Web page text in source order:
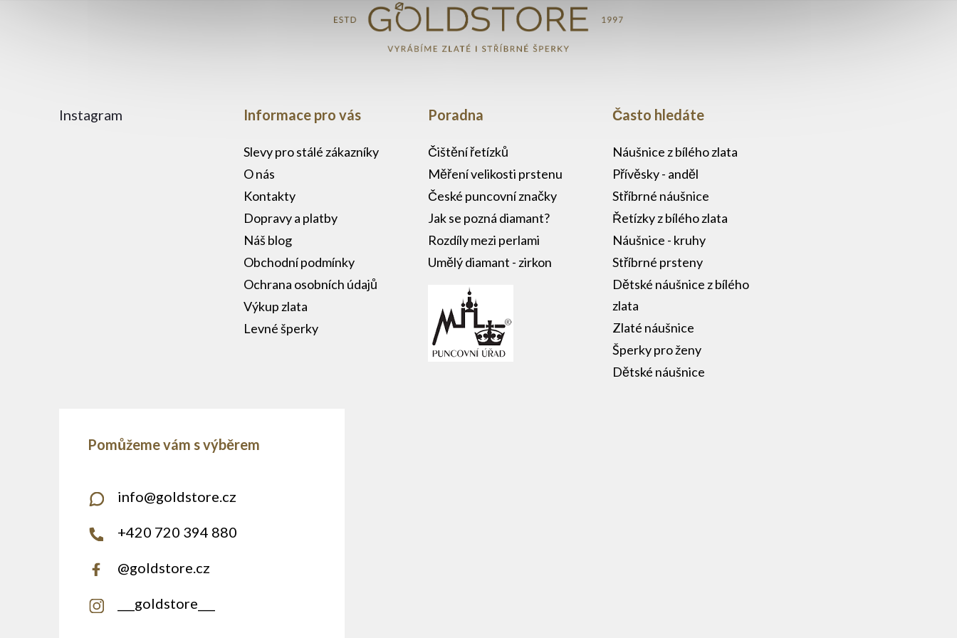
Instagram Informace pro vás
Slevy pro stálé zákazníky
O nás
Kontakty
Dopravy a platby
Náš blog
Obchodní podmínky
Ochrana osobních údajů
Výkup zlata
Levné šperky
Poradna
Čištění řetízků
Měření velikosti prstenu
České puncovní značky
Jak se pozná diamant?
Rozdíly mezi perlami
Umělý diamant - zirkon
Často hledáte
Náušnice z bílého zlata
Přívěsky - anděl
Stříbrné náušnice
Řetízky z bílého zlata
Náušnice - kruhy
Stříbrné prsteny
Dětské náušnice z bílého
zlata
Zlaté náušnice
Šperky pro ženy
Dětské náušnice
info@goldstore.cz
+420 720 394 880
@goldstore.cz
___goldstore___